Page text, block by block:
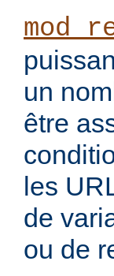
un
être
les
de
ou de